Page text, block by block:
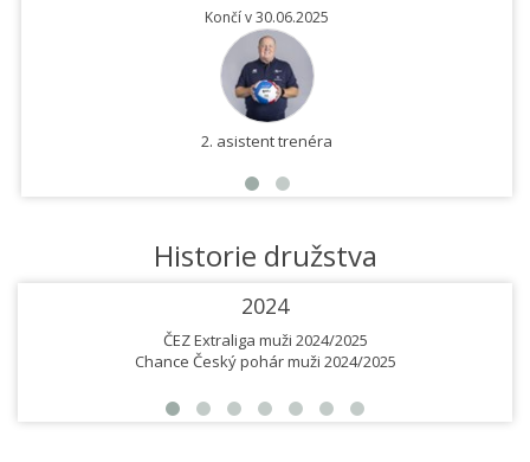
Končí v 30.06.2025
2. asistent trenéra
Historie družstva
2024
ČEZ Extraliga muži 2024/2025
Chance Český pohár muži 2024/2025